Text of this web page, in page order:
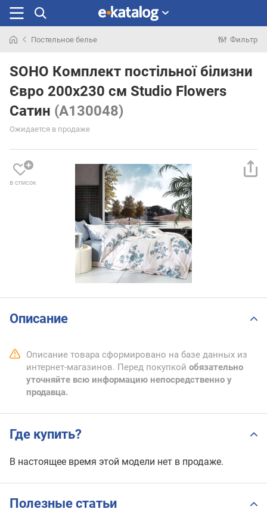
раньше
Постельное белье Фильтр
SOHO Комплект постільної білизни
Євро 200х230 см Studio Flowers
Сатин (A130048)
Ожидается в продаже
в список
Описание
Описание товара сформировано на базе данных из
интернет-магазинов. Перед покупкой обязательно
уточняйте всю информацию непосредственно у
продавца.
Где купить?
В настоящее время этой модели нет в продаже.
Полезные статьи